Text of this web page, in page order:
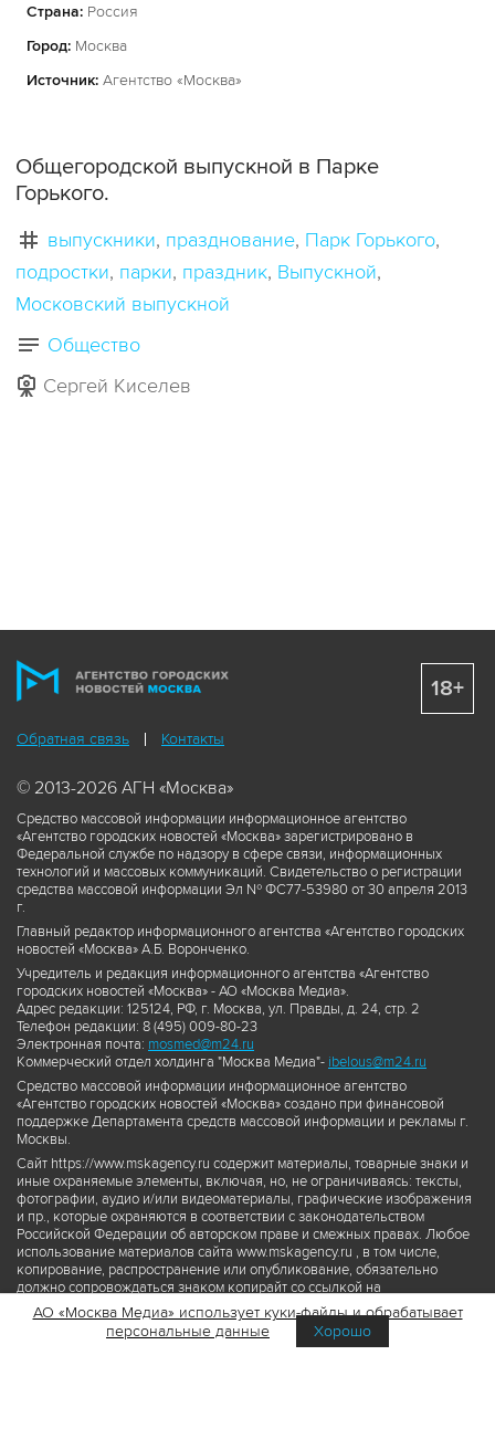
Страна: Россия
Город: Москва
Источник: Агентство «Москва»
Общегородской выпускной в Парке
Горького.
выпускники празднование Парк Горького
подростки парки праздник Выпускной
Московский выпускной
Общество
Сергей Киселев
Обратная связь Контакты
© 2013-2026 АГН «Москва»
Средство массовой информации информационное агентство
«Агентство городских новостей «Москва» зарегистрировано в
Федеральной службе по надзору в сфере связи, информационных
технологий и массовых коммуникаций. Свидетельство о регистрации
средства массовой информации Эл № ФС77-53980 от 30 апреля 2013
г.
Главный редактор информационного агентства «Агентство городских
новостей «Москва» А.Б. Воронченко.
Учредитель и редакция информационного агентства «Агентство
городских новостей «Москва» - АО «Москва Медиа».
Адрес редакции: 125124, РФ, г. Москва, ул. Правды, д. 24, стр. 2
Телефон редакции: 8 (495) 009-80-23
Электронная почта: mosmed@m24.ru
Коммерческий отдел холдинга "Москва Медиа"- ibelous@m24.ru
Средство массовой информации информационное агентство
«Агентство городских новостей «Москва» создано при финансовой
поддержке Департамента средств массовой информации и рекламы г.
Москвы.
Сайт https://www.mskagency.ru содержит материалы, товарные знаки и
иные охраняемые элементы, включая, но, не ограничиваясь: тексты,
фотографии, аудио и/или видеоматериалы, графические изображения
и пр., которые охраняются в соответствии с законодательством
Российской Федерации об авторском праве и смежных правах. Любое
использование материалов сайта www.mskagency.ru , в том числе,
копирование, распространение или опубликование, обязательно
должно сопровождаться знаком копирайт со ссылкой на
правообладателя © АО «Москва Медиа», а также гиперссылкой на сайт
www.mskagency.ru как на первоисточник информации. Переработка
материалов сайта www.mskagency.ru не допускается.
18+
АО «Москва Медиа» использует куки-файлы и обрабатывает
персональные данные
Хорошо